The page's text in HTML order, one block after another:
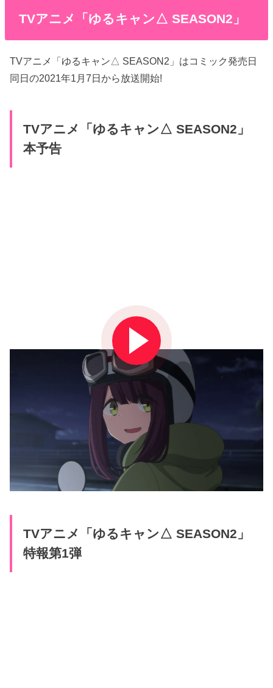
TVアニメ「ゆるキャン△ SEASON2」
TVアニメ「ゆるキャン△ SEASON2」はコミック発売日
同日の2021年1月7日から放送開始!
TVアニメ「ゆるキャン△ SEASON2」
本予告
TVアニメ「ゆるキャン△ SEASON2」
特報第1弾